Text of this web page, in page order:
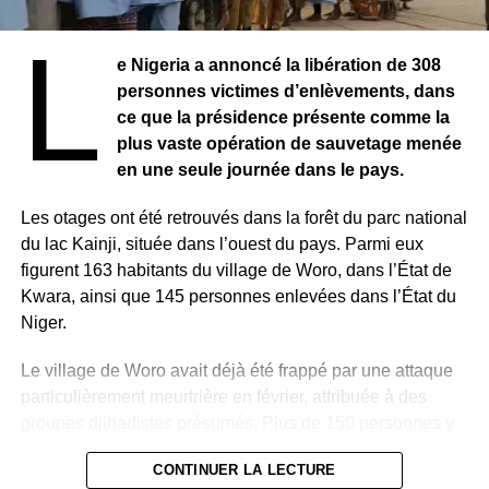
comme une future candidate aux prochaines élections
RELATED TOPICS:
SENEGAL : Macky Sall suspend toutes les
investitures.
DON'T MISS
SENEGAL : Ousmane Tanor Dieng veut gagner.
L
e Nigeria a annoncé la libération de 308
personnes victimes d’enlèvements, dans
ce que la présidence présente comme la
plus vaste opération de sauvetage menée
en une seule journée dans le pays.
Les otages ont été retrouvés dans la forêt du parc national
du lac Kainji, située dans l’ouest du pays. Parmi eux
figurent 163 habitants du village de Woro, dans l’État de
Kwara, ainsi que 145 personnes enlevées dans l’État du
Niger.
Le village de Woro avait déjà été frappé par une attaque
particulièrement meurtrière en février, attribuée à des
avaient été tuées, tandis que de nombreux habitants
avaient été enlevés.CONTINUER LA LECTURE